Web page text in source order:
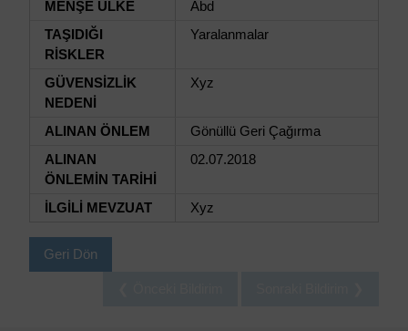
MENŞE ÜLKE
Abd
TAŞIDIĞI
RİSKLER
Yaralanmalar
GÜVENSİZLİK
NEDENİ
Xyz
ALINAN ÖNLEM
Gönüllü Geri Çağırma
ALINAN
ÖNLEMİN TARİHİ
02.07.2018
İLGİLİ MEVZUAT Xyz
Geri Dön